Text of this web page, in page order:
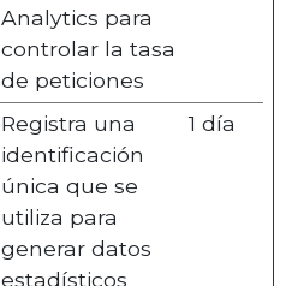
Analytics para
controlar la tasa
de peticiones
Registra una
identificación
única que se
utiliza para
generar datos
estadísticos
1 día